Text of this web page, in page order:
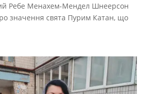
Ребе Менахем-Мендел Шнеерсон
значення свята Пурим Катан, що